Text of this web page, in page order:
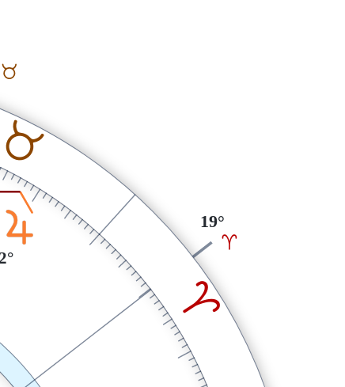
A
B
A
19°
B
R